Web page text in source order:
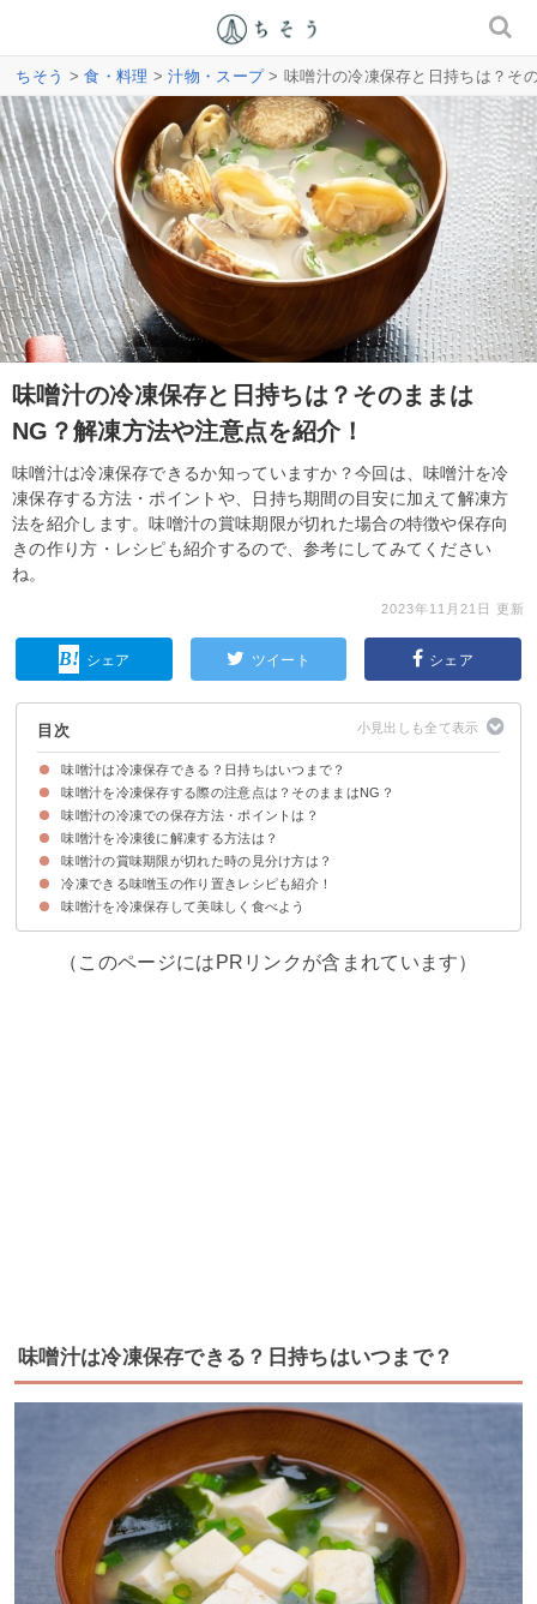
ちそう >食・料理 >汁物・スープ> 味噌汁の冷凍保存と日持ちは？そ
味噌汁の冷凍保存と日持ちは？そのままは
NG？解凍方法や注意点を紹介！
味噌汁は冷凍保存できるか知っていますか？今回は、味噌汁を冷
凍保存する方法・ポイントや、日持ち期間の目安に加えて解凍方
法を紹介します。味噌汁の賞味期限が切れた場合の特徴や保存向
きの作り方・レシピも紹介するので、参考にしてみてください
ね。
2023年11月21日 更新
シェア ツイート シェア
目次
味噌汁は冷凍保存できる？日持ちはいつまで？
味噌汁の長期保存は冷凍がおすすめ
冷凍味噌汁の保存期間の目安
味噌汁を冷凍保存する際の注意点は？そのままはNG？
味噌汁をそのまま冷凍保存するのは非推奨
冷凍保存に向いていない具材
味噌汁の冷凍での保存方法・ポイントは？
味噌汁を冷凍保存する方法
ポイント①小分けして冷凍保存する
ポイント②冷ましてから冷凍する
ポイント③密閉して保存する
ポイント④塩分濃度を高める
味噌汁を冷凍後に解凍する方法は？
①冷蔵で自然解凍する
②電子レンジを使って解凍する
③鍋を使って解凍する
味噌汁の賞味期限が切れた時の見分け方は？
味噌汁の賞味期限が切れた場合の特徴
冷凍できる味噌玉の作り置きレシピも紹介！
①乾燥わかめの味噌玉
②えのき氷の味噌玉
③冷や汁用味噌玉
味噌汁を冷凍保存して美味しく食べよう
（このページにはPRリンクが含まれています）
味噌汁は冷凍保存できる？日持ちはいつまで？